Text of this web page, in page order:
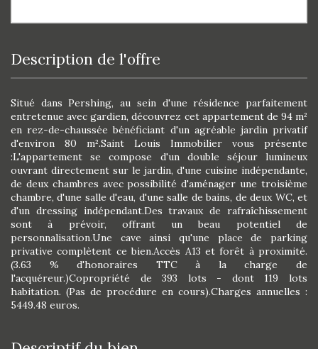
description de l'offre
Situé dans Pershing, au sein d'une résidence parfaitement
entretenue avec gardien, découvrez cet appartement de 94 m²
en rez-de-chaussée bénéficiant d'un agréable jardin privatif
d'environ 80 m².Saint Louis Immobilier vous présente
:L'appartement se compose d'un double séjour lumineux
ouvrant directement sur le jardin, d'une cuisine indépendante,
de deux chambres avec possibilité d'aménager une troisième
chambre, d'une salle d'eau, d'une salle de bains, de deux WC, et
d'un dressing indépendant.Des travaux de rafraîchissement
sont à prévoir, offrant un beau potentiel de
personnalisation.Une cave ainsi qu'une place de parking
privative complètent ce bien.Accès A13 et forêt à proximité.
(3.63 % d'honoraires TTC à la charge de
l'acquéreur.)Copropriété de 393 lots - dont 119 lots
habitation. (Pas de procédure en cours).Charges annuelles :
5449.48 euros.